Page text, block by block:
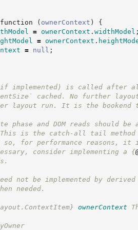
function ( ownerContext )
{
= ownerContext . widthModel
= ownerContext .
= null ;
is called after
cached. No further
layout run. It is the bookend
and DOM reads should be
is the catch-all tail method
for performance reasons, it is
consider implementing a {
not be implemented by
needed.
ownerContext